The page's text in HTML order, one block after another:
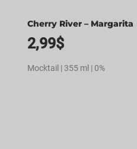
Cherry River – Margarita
2,99$
Mocktail | 355 ml | 0%